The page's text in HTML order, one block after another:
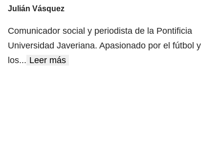
Julián Vásquez
Comunicador social y periodista de la Pontificia
Universidad Javeriana. Apasionado por el fútbol y
los... Leer más